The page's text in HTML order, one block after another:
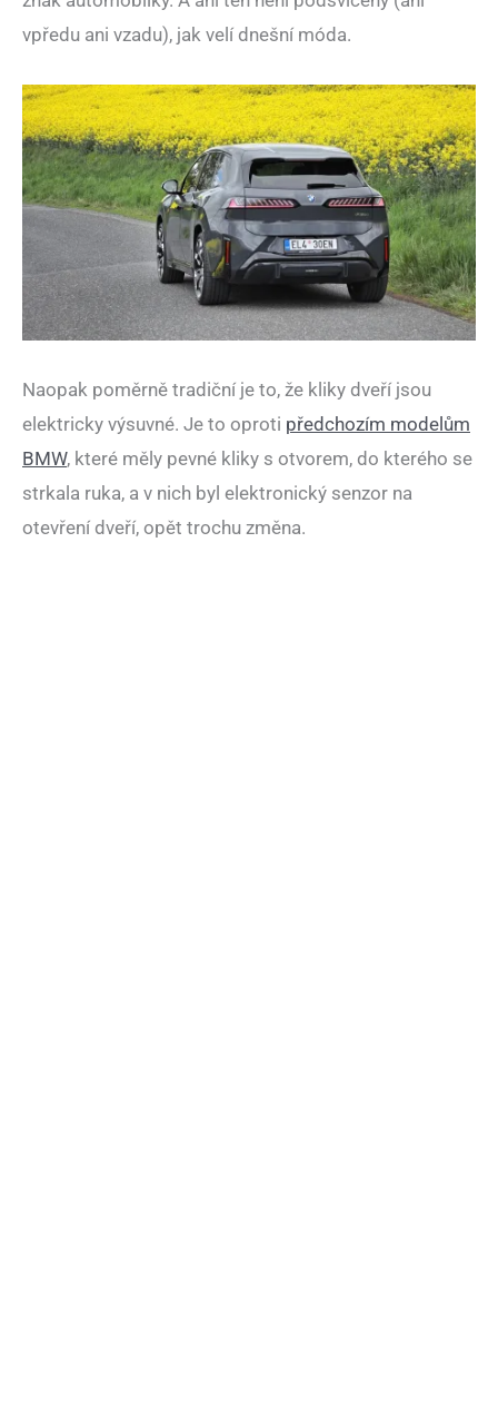
vpředu ani vzadu), jak velí dnešní móda.
Naopak poměrně tradiční je to, že kliky dveří jsou
elektricky výsuvné. Je to oproti předchozím modelům
BMW, které měly pevné kliky s otvorem, do kterého se
strkala ruka, a v nich byl elektronický senzor na
otevření dveří, opět trochu změna.